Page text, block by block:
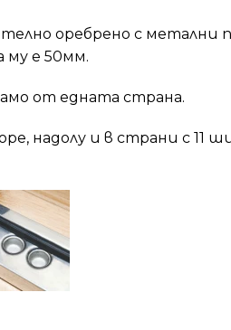
оребрено с метални
му е 50мм.
от едната страна.
надолу и в страни с 11